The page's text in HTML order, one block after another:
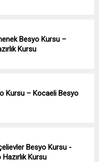
Besyo Kursu –
Kursu
Kursu – Kocaeli Besyo
Besyo Kursu -
Kursu